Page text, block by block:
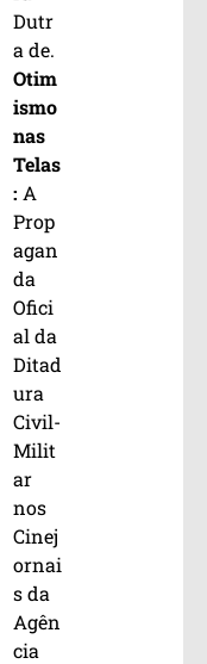
Dutr
a de.
Otim
ismo
nas
Telas
: A
Prop
agan
da
Ofici
al da
Ditad
ura
Civil-
Milit
ar
nos
Cinej
ornai
s da
Agên
cia